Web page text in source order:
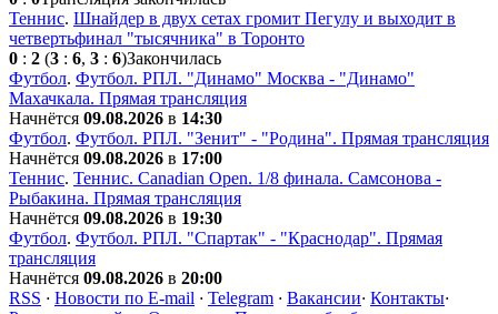
Теннис. Шнайдер в двух сетах громит Пегулу и выходит в
четвертьфинал "тысячника" в Торонто
0 : 2 (3 : 6, 3 : 6)Закончилась
Футбол. Футбол. РПЛ. "Динамо" Москва - "Динамо"
Махачкала. Прямая трансляция
Начнётся 09.08.2026 в 14:30
Футбол. Футбол. РПЛ. "Зенит" - "Родина". Прямая трансляция
Начнётся 09.08.2026 в 17:00
Теннис. Теннис. Сanadian Open. 1/8 финала. Самсонова -
Рыбакина. Прямая трансляция
Начнётся 09.08.2026 в 19:30
Футбол. Футбол. РПЛ. "Спартак" - "Краснодар". Прямая
трансляция
Начнётся 09.08.2026 в 20:00
RSS · Новости по E-mail · Telegram · Вакансии· Контакты·